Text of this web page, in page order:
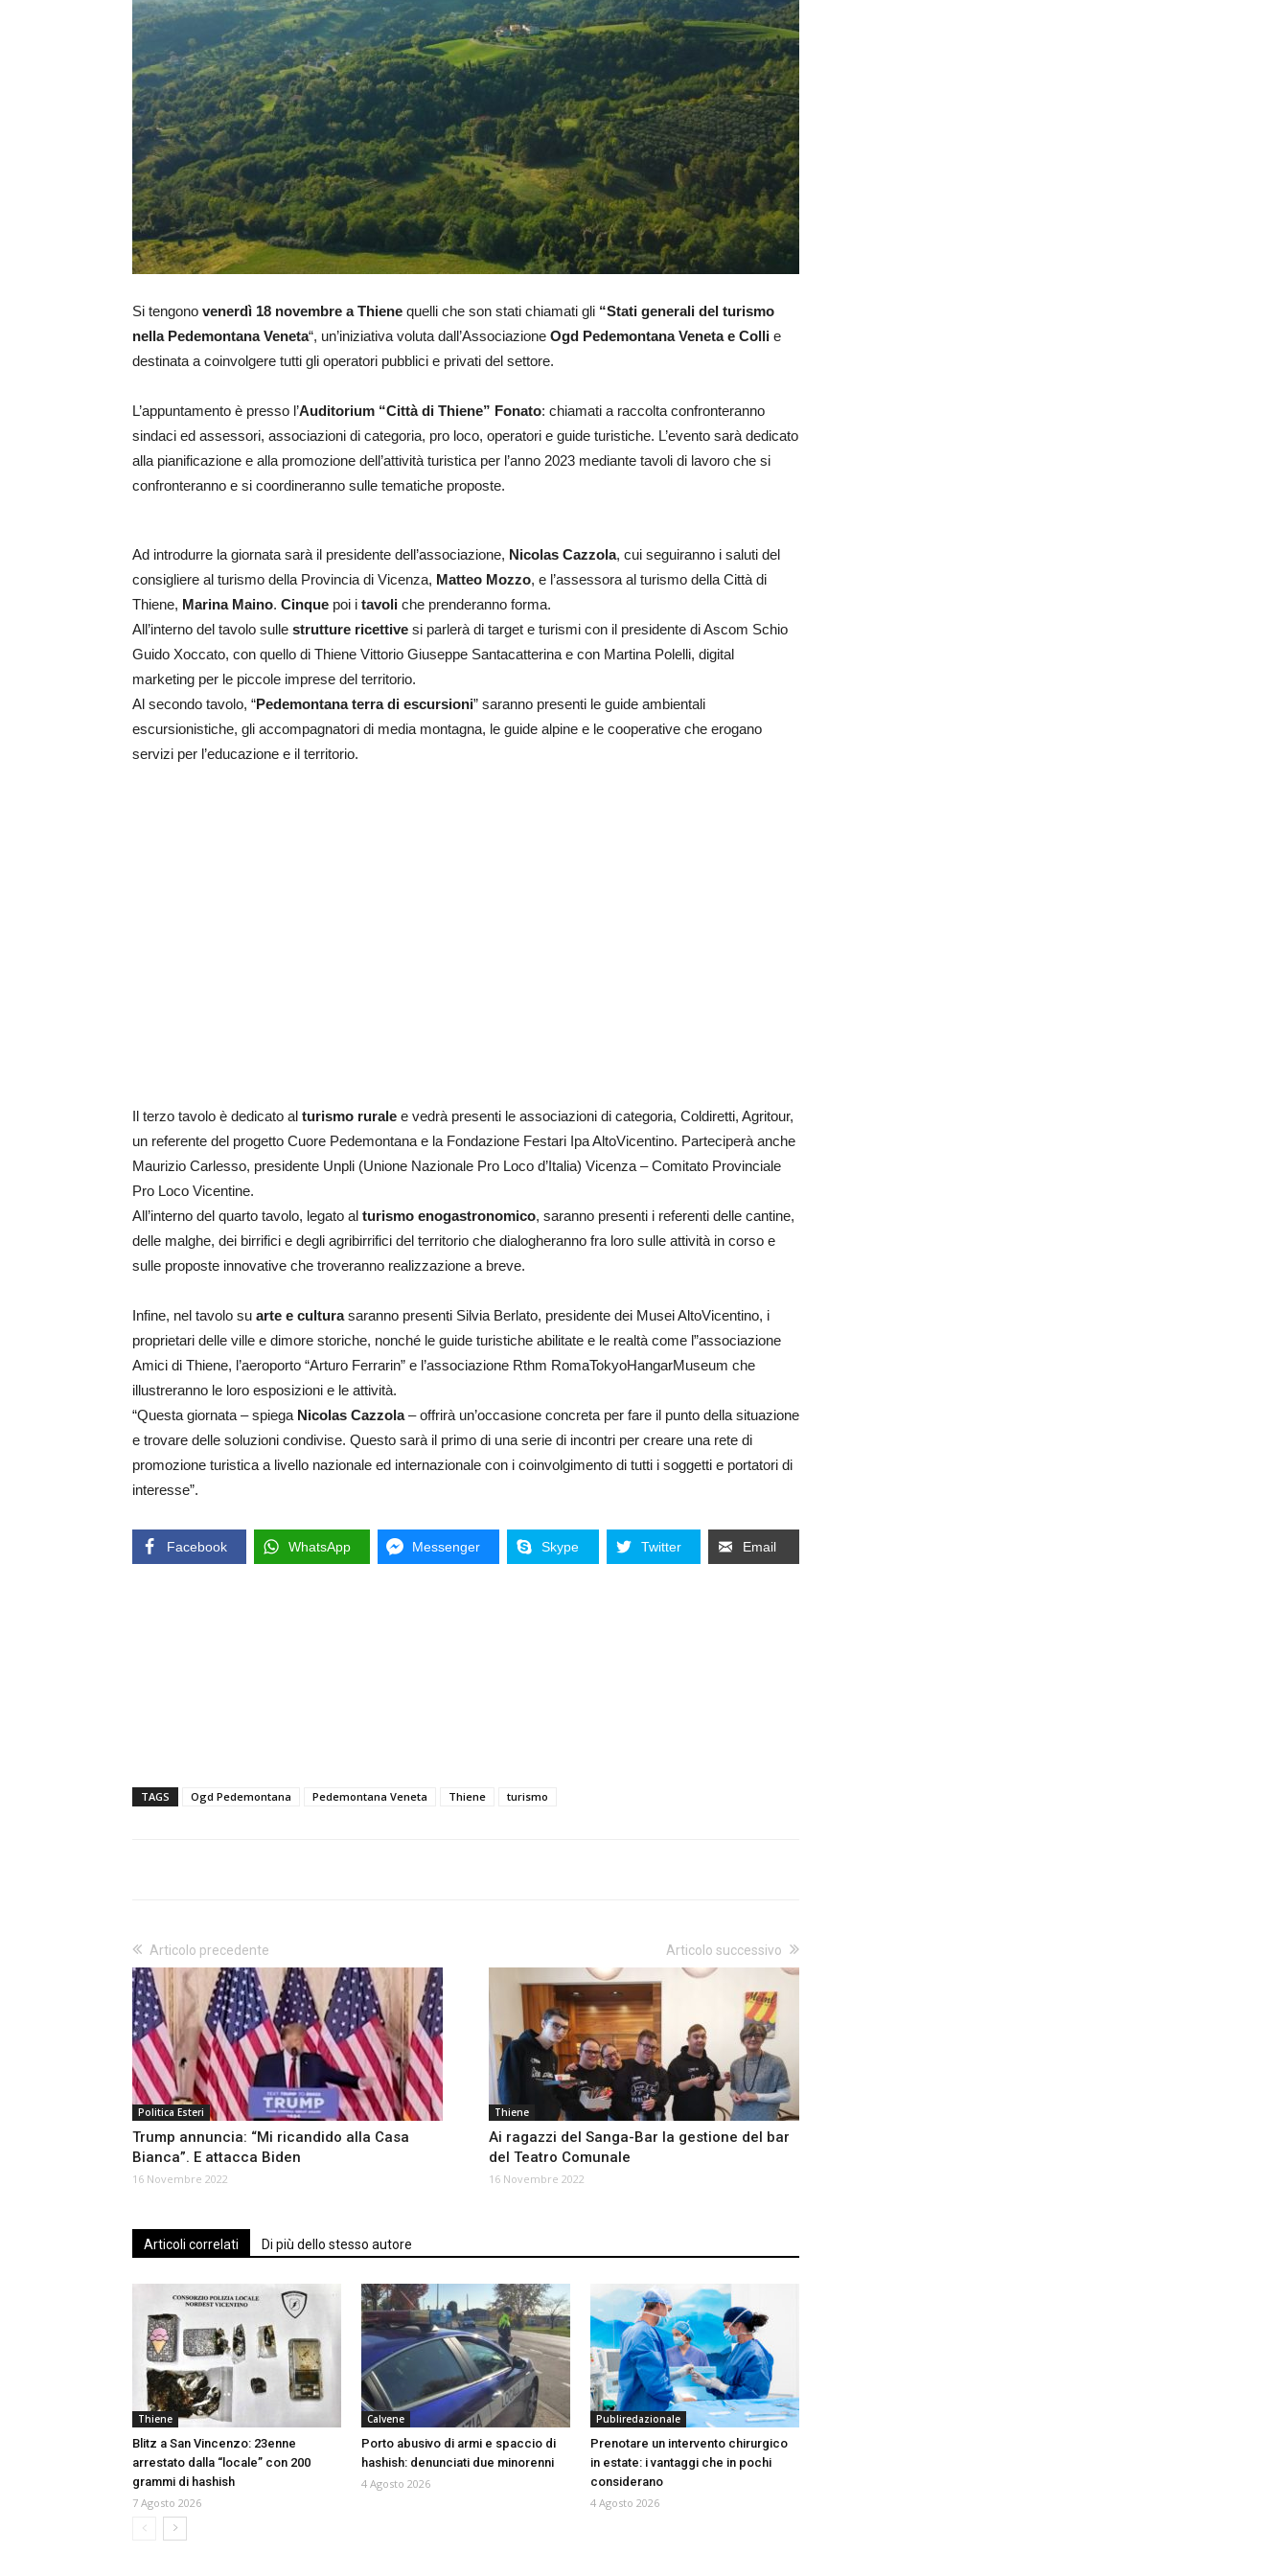
Si tengono venerdì 18 novembre a Thiene quelli che son stati chiamati gli “Stati generali del turismo
nella Pedemontana Veneta“, un’iniziativa voluta dall’Associazione Ogd Pedemontana Veneta e Colli e
destinata a coinvolgere tutti gli operatori pubblici e privati del settore.
L’appuntamento è presso l’Auditorium “Città di Thiene” Fonato: chiamati a raccolta confronteranno
sindaci ed assessori, associazioni di categoria, pro loco, operatori e guide turistiche. L’evento sarà dedicato
alla pianificazione e alla promozione dell’attività turistica per l’anno 2023 mediante tavoli di lavoro che si
confronteranno e si coordineranno sulle tematiche proposte.
Ad introdurre la giornata sarà il presidente dell’associazione, Nicolas Cazzola, cui seguiranno i saluti del
consigliere al turismo della Provincia di Vicenza, Matteo Mozzo, e l’assessora al turismo della Città di
Thiene, Marina Maino. Cinque poi i tavoli che prenderanno forma.
All’interno del tavolo sulle strutture ricettive si parlerà di target e turismi con il presidente di Ascom Schio
Guido Xoccato, con quello di Thiene Vittorio Giuseppe Santacatterina e con Martina Polelli, digital
marketing per le piccole imprese del territorio.
Al secondo tavolo, “Pedemontana terra di escursioni” saranno presenti le guide ambientali
escursionistiche, gli accompagnatori di media montagna, le guide alpine e le cooperative che erogano
servizi per l’educazione e il territorio.
Il terzo tavolo è dedicato al turismo rurale e vedrà presenti le associazioni di categoria, Coldiretti, Agritour,
un referente del progetto Cuore Pedemontana e la Fondazione Festari Ipa AltoVicentino. Parteciperà anche
Maurizio Carlesso, presidente Unpli (Unione Nazionale Pro Loco d’Italia) Vicenza – Comitato Provinciale
Pro Loco Vicentine.
All’interno del quarto tavolo, legato al turismo enogastronomico, saranno presenti i referenti delle cantine,
delle malghe, dei birrifici e degli agribirrifici del territorio che dialogheranno fra loro sulle attività in corso e
sulle proposte innovative che troveranno realizzazione a breve.
Infine, nel tavolo su arte e culturasaranno presenti Silvia Berlato, presidente dei Musei AltoVicentino, i
proprietari delle ville e dimore storiche, nonché le guide turistiche abilitate e le realtà come l”associazione
Amici di Thiene, l’aeroporto “Arturo Ferrarin” e l’associazione Rthm RomaTokyoHangarMuseum che
illustreranno le loro esposizioni e le attività.
“Questa giornata – spiega Nicolas Cazzola– offrirà un’occasione concreta per fare il punto della situazione
e trovare delle soluzioni condivise. Questo sarà il primo di una serie di incontri per creare una rete di
promozione turistica a livello nazionale ed internazionale con i coinvolgimento di tutti i soggetti e portatori di
interesse”.
Facebook WhatsApp Messenger Skype Twitter Email
TAGS Ogd Pedemontana Pedemontana Veneta Thiene turismo
Articolo precedente
Politica Esteri
Trump annuncia: “Mi ricandido alla Casa
Bianca”. E attacca Biden
16 Novembre 2022
Articolo successivo
Thiene
Ai ragazzi del Sanga-Bar la gestione del bar
del Teatro Comunale
16 Novembre 2022
Articoli correlati Di più dello stesso autore
Thiene
Blitz a San Vincenzo: 23enne
arrestato dalla “locale” con 200
grammi di hashish
7 Agosto 2026
Calvene
Porto abusivo di armi e spaccio di
hashish: denunciati due minorenni
4 Agosto 2026
Publiredazionale
Prenotare un intervento chirurgico
in estate: i vantaggi che in pochi
considerano
4 Agosto 2026